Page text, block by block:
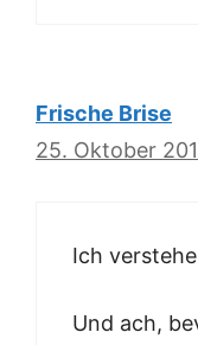
Frische Brise
25. Oktober
Ich
Und ach,